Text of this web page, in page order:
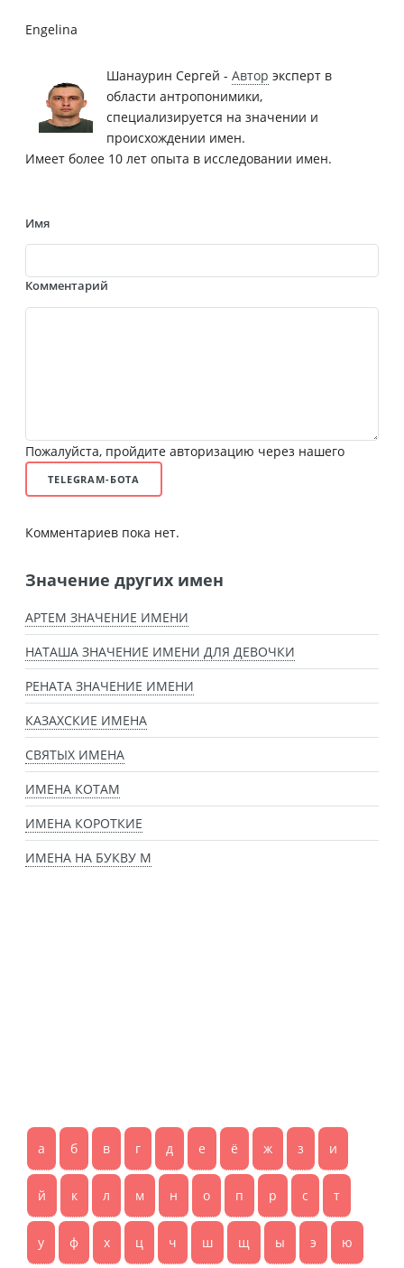
Engelina
Шанаурин Сергей - Автор эксперт в
области антропонимики,
специализируется на значении и
происхождении имен.
Имеет более 10 лет опыта в исследовании имен.
Имя
Комментарий
Пожалуйста, пройдите авторизацию через нашего
TELEGRAM-БОТА
Комментариев пока нет.
Значение других имен
АРТЕМ ЗНАЧЕНИЕ ИМЕНИ
НАТАША ЗНАЧЕНИЕ ИМЕНИ ДЛЯ ДЕВОЧКИ
РЕНАТА ЗНАЧЕНИЕ ИМЕНИ
КАЗАХСКИЕ ИМЕНА
СВЯТЫХ ИМЕНА
ИМЕНА КОТАМ
ИМЕНА КОРОТКИЕ
ИМЕНА НА БУКВУ М
а б в г д е ё ж з и
й к л м н о п р с т
у ф х ц ч ш щ ы э ю